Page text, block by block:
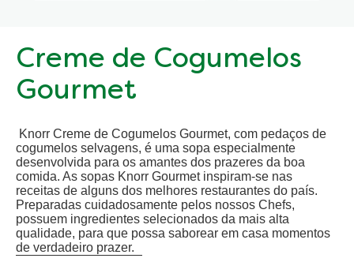
Creme de Cogumelos
Gourmet
Knorr Creme de Cogumelos Gourmet, com pedaços de
cogumelos selvagens, é uma sopa especialmente
desenvolvida para os amantes dos prazeres da boa
comida. As sopas Knorr Gourmet inspiram-se nas
receitas de alguns dos melhores restaurantes do país.
Preparadas cuidadosamente pelos nossos Chefs,
possuem ingredientes selecionados da mais alta
qualidade, para que possa saborear em casa momentos
de verdadeiro prazer.